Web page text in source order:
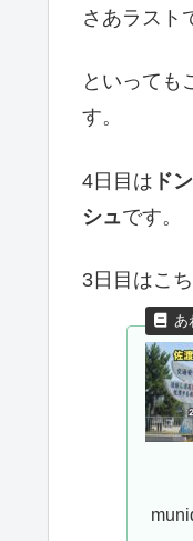
さあラスト
といっても
す。
4日目は ド
シュです。
3日目はこ